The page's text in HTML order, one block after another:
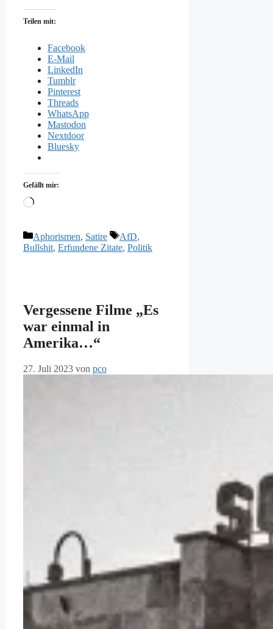
Teilen mit:
Facebook
E-Mail
LinkedIn
Tumblr
Pinterest
Threads
WhatsApp
Mastodon
Nextdoor
Bluesky
Gefällt mir:
Wird
Kategorien
Aphorismen, Satire Schlagwörter
AfD,
Bullshit, Erfundene Zitate, Politik
Vergessene Filme „Es
war einmal in
Amerika…“
27. Juli 2023 von pco